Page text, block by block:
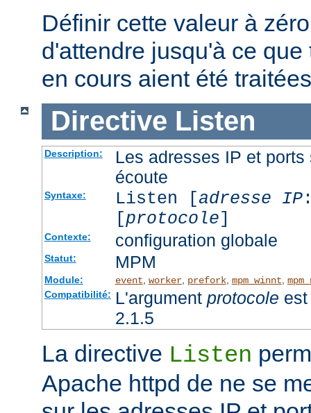
Définir cette valeur à
d'attendre jusqu'à ce
en cours aient été
Directive Listen
Description:
Les adresses IP et
écoute
Syntaxe: Listen [adresse IP
[protocole]
Contexte: configuration globale
Statut: MPM
Module: event worker, prefork, mpm_winnt
Compatibilité: L'argument protocole
2.1.5
La directive Listen
Apache httpd de ne se